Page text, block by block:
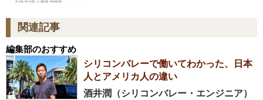
関連記事
編集部のおすすめ
シリコンバレーで働いてわかった、日本
人とアメリカ人の違い
酒井潤（シリコンバレー・エンジニア）